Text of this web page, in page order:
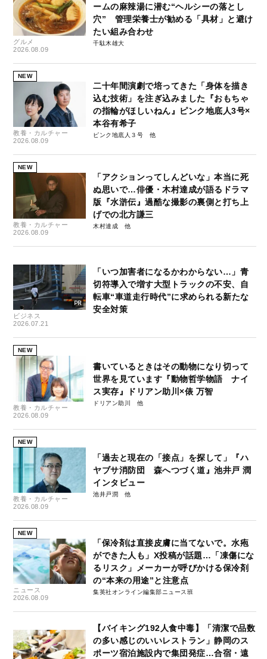
グルメ
2026.08.09
ームの麻辣湯に潜む“ヘルシーの落とし
穴” 管理栄養士が勧める「具材」と避け
たい組み合わせ
千駄木雄大
NEW
教養・カルチャー
2026.08.09
二十年間演劇で培ってきた「身体を描き
込む技術」を注ぎ込みました『おもちゃ
の指輪がほしいねん』ピンク地底人3号×
本谷有希子
ピンク地底人３号
NEW
教養・カルチャー
2026.08.09
「アクションってしんどいな」本当に死
ぬ思いで…俳優・木村達成が語るドラマ
版『水滸伝』過酷な撮影の裏側と打ち上
げでの北方謙三
木村達成
ビジネス
2026.07.21
「いつ加害者になるかわからない…」青
切符導入で増す大型トラックの不安、自
転車“車道走行時代”に求められる新たな
安全対策
NEW
教養・カルチャー
2026.08.09
書いているときはその動物になり切って
世界を見ています『動物哲学物語 ナイ
ス実存』ドリアン助川×俵 万智
ドリアン助川
NEW
教養・カルチャー
2026.08.09
「過去と現在の「接点」を探して」『ハ
ヤブサ消防団 森へつづく道』池井戸 潤
インタビュー
池井戸潤
NEW
ニュース
2026.08.09
「保冷剤は直接皮膚に当てないで。水疱
ができた人も」X投稿が話題…「凍傷にな
るリスク」メーカーが呼びかける保冷剤
の“本来の用途”と注意点
集英社オンライン編集部ニュース班
【バイキング192人食中毒】「清潔で品数
の多い感じのいいレストラン」静岡のス
ポーツ宿泊施設内で集団発症…合宿・遠